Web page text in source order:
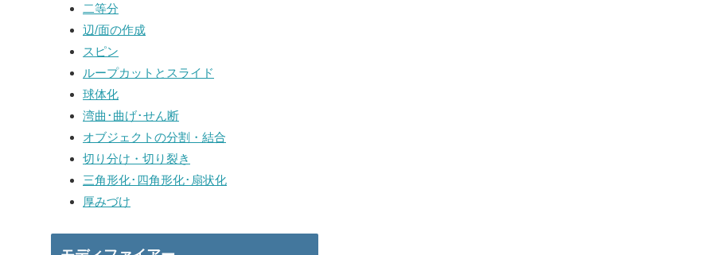
二等分
辺/面の作成
スピン
ループカットとスライド
球体化
湾曲･曲げ･せん断
オブジェクトの分割・結合
切り分け・切り裂き
三角形化･四角形化･扇状化
厚みづけ